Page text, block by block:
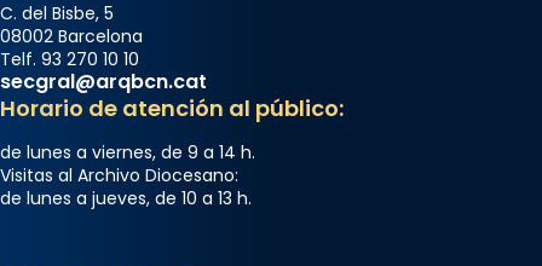
C. del Bisbe, 5
08002 Barcelona
Telf. 93 270 10 10
secgral@arqbcn.cat
Horario de atención al público:
de lunes a viernes, de 9 a 14 h.
Visitas al Archivo Diocesano:
de lunes a jueves, de 10 a 13 h.